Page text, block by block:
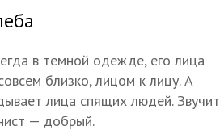
в темной одежде, его лица
близко, лицом к лицу. А
лица спящих людей. Звучит
— добрый.